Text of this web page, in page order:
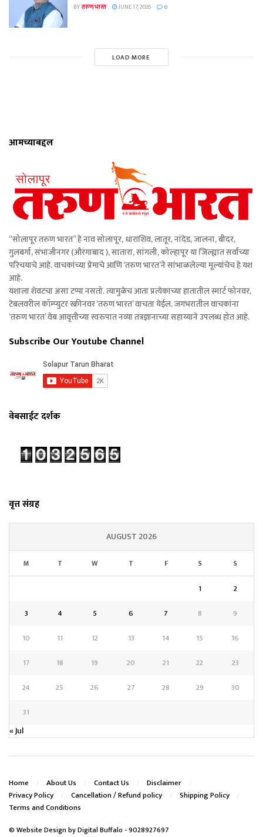
BYतरुण भारत JUNE 17, 2026 0
LOAD MORE
आमच्याबद्दल
“सोलापूर तरुण भारत” हे नाव सोलापूर, धाराशिव, लातूर, नांदेड, जालना, बीदर,
गुलबर्गा, संभाजीनगर (औरंगाबाद ), सातारा, सांगली, कोल्हापूर या जिल्ह्यात सर्वांच्या
परिचयाचे आहे. वाचकांच्या प्रेमाचे आणि ‘तरुण भारत’ने सांभाळलेल्या मूल्यांचेच हे यश
आहे.
यशाला शेवटचा असा टप्पा नसतो. त्यामुळेच आता प्रत्येकाच्या हातातील स्मार्ट फोनवर,
टेबलवरील कॉम्प्युटर स्क्रीनवर ‘तरुण भारत’ वाचता येईल. जगभरातील वाचकांना
‘तरुण भारत’ वेब आवृत्तीच्या स्वरुपात नव्या तंत्रज्ञानाच्या सहाय्याने उपलब्ध होत आहे.
Subscribe Our Youtube Channel
वेबसाईट दर्शक
वृत्त संग्रह
AUGUST 2026
M T W T F S S
1
2
3
4 5 6 7 8
9
10
11 12 13 14 15
16
17
18 19 20 21 22
23
24
25 26 27 28 29
30
31
« Jul
Home About Us Contact Us
Disclaimer
Privacy Policy
Cancellation / Refund policy
Shipping Policy
Terms and Conditions
© Website Design byDigital Buffalo - 9028927697